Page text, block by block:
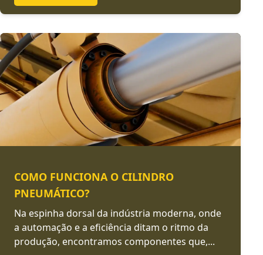
COMO FUNCIONA O CILINDRO
PNEUMÁTICO?
Na espinha dorsal da indústria moderna, onde
a automação e a eficiência ditam o ritmo da
produção, encontramos componentes que,...